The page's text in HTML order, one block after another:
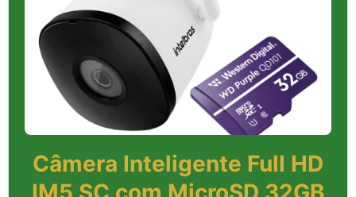
Câmera Inteligente Full HD